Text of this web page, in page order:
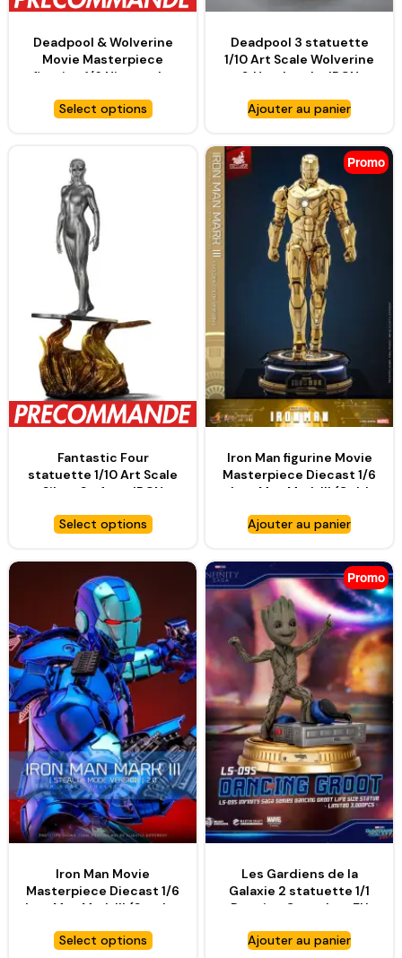
Deadpool & Wolverine
Movie Masterpiece
figurine 1/6 Nicepool –
Select options
Deadpool 3 statuette
1/10 Art Scale Wolverine
& Headpool – IRON
Ajouter au panier
Fantastic Four
statuette 1/10 Art Scale
Silver Surfer – IRON
Select options
Promo
Iron Man figurine Movie
Masterpiece Diecast 1/6
Iron Man Mark III (Gold
Exclusive – HOT TOYS
Ajouter au panier
Iron Man Movie
Masterpiece Diecast 1/6
Iron Man Mark III (Stealth
Exclusive – HOT TOYS
Select options
Promo
Les Gardiens de la
Galaxie 2 statuette 1/1
Dancing Groot heo EU
KINGDOM
Ajouter au panier